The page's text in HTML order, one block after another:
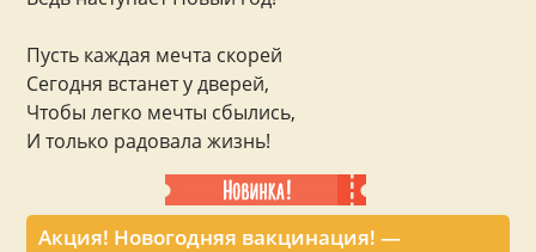
Акция! Новогодняя вакцинация! —
Пусть каждая мечта скорей
Сегодня встанет у дверей,
Чтобы легко мечты сбылись,
И только радовала жизнь!